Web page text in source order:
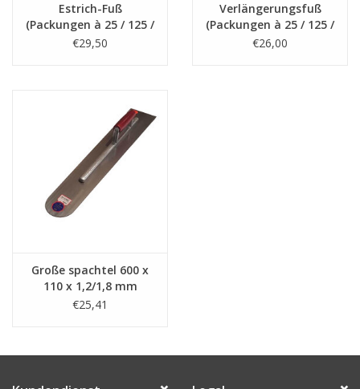
Estrich-Fuß
(Packungen à 25 / 125 /
250 Stück)
€29,50
Verlängerungsfuß
(Packungen à 25 / 125 /
250 Stück)
€26,00
Große spachtel 600 x
110 x 1,2/1,8 mm
€25,41